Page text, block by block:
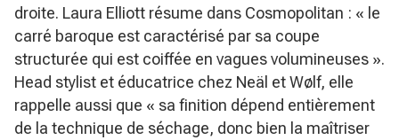
droite. Laura Elliott résume dans Cosmopolitan : « le
carré baroque est caractérisé par sa coupe
structurée qui est coiffée en vagues volumineuses ».
Head stylist et éducatrice chez Neäl et Wølf, elle
rappelle aussi que « sa finition dépend entièrement
de la technique de séchage, donc bien la maîtriser